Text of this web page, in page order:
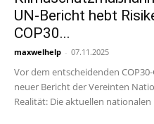
UN-Bericht hebt
COP30...
maxwelhelp - 07.11.2025
Vor dem entscheidenden
neuer Bericht der Vereinten
Realität: Die aktuellen